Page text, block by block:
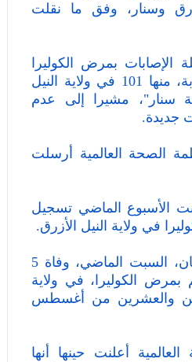
وسنار، وفق ما نقلت
الإصابات بمرض الكوليرا
تراكميا بلغت 124 إصابة، منها 101 في ولاية النيل
في ولاية سنار"، مشيرا إلى عدم
جديدة.
الصحة العالمية أرسلت
الأسبوع الماضي تسجيل
في ولاية النيل الأزرق.
وأعلنت الوزارة في بيان، السبت الماضي، وفاة 5
بمرض الكوليرا، في ولاية
والعشرين من أغسطس
أعلنت حينها أنها